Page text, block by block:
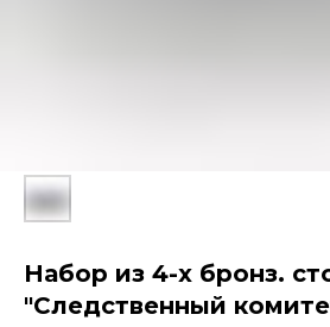
Набор из 4-х бронз.
"Следственный